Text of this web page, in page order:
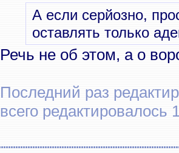
А если серйозно,
оставлять только
Речь не об этом, а о
Последний раз
всего редактировалось